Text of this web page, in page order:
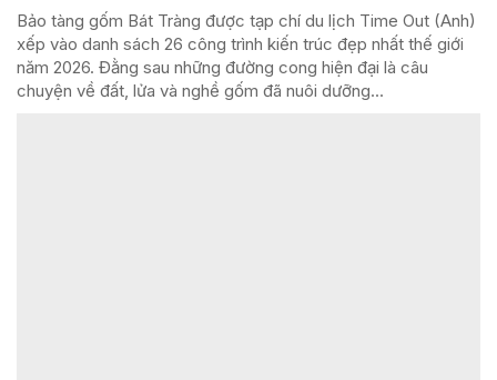
Bảo tàng gốm Bát Tràng được tạp chí du lịch Time Out (Anh)
xếp vào danh sách 26 công trình kiến trúc đẹp nhất thế giới
năm 2026. Đằng sau những đường cong hiện đại là câu
chuyện về đất, lửa và nghề gốm đã nuôi dưỡng...